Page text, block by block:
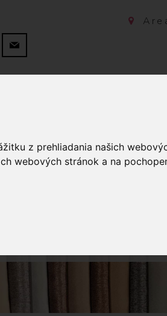
z prehliadania našich
webových stránok a na